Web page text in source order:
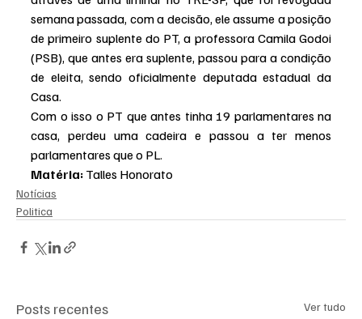
semana passada, com a decisão, ele assume a posição
de primeiro suplente do PT, a professora Camila Godoi
(PSB), que antes era suplente, passou para a condição
de eleita, sendo oficialmente deputada estadual da
Casa.
Com o isso o PT que antes tinha 19 parlamentares na
casa, perdeu uma cadeira e passou a ter menos
parlamentares que o PL.
Matéria: Talles Honorato
Notícias
Politica
Posts recentes Ver tudo